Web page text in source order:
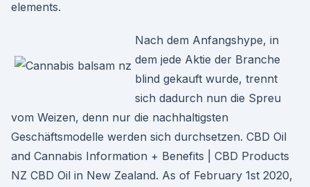
elements.
Nach dem Anfangshype, in
dem jede Aktie der Branche
blind gekauft wurde, trennt
sich dadurch nun die Spreu
vom Weizen, denn nur die nachhaltigsten
Geschäftsmodelle werden sich durchsetzen. CBD Oil
and Cannabis Information + Benefits | CBD Products
NZ CBD Oil in New Zealand. As of February 1st 2020,